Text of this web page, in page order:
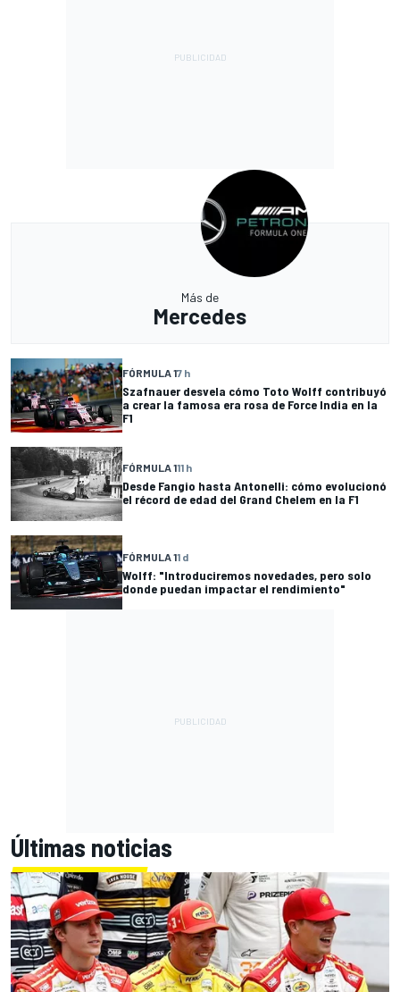
Más de
Mercedes
FÓRMULA 17 h
Szafnauer desvela cómo Toto Wolff contribuyó
a crear la famosa era rosa de Force India en la
F1
FÓRMULA 111 h
Desde Fangio hasta Antonelli: cómo evolucionó
el récord de edad del Grand Chelem en la F1
FÓRMULA 11 d
Wolff: "Introduciremos novedades, pero solo
donde puedan impactar el rendimiento"
Últimas noticias